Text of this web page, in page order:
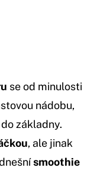
se od minulosti
nádobu,
základny.
, ale jinak
smoothie